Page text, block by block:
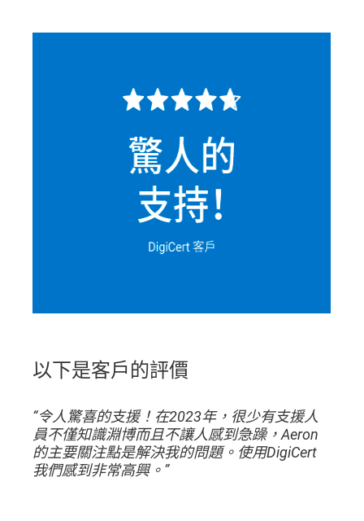
以下是客戶的評價
“令人驚喜的支援！在2023年，很少有支援人
員不僅知識淵博而且不讓人感到急躁，Aeron
的主要關注點是解決我的問題。使用DigiCert
我們感到非常高興。”